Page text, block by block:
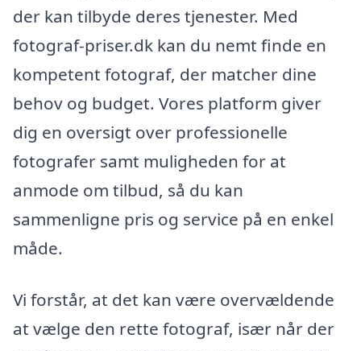
der kan tilbyde deres tjenester. Med
fotograf-priser.dk kan du nemt finde en
kompetent fotograf, der matcher dine
behov og budget. Vores platform giver
dig en oversigt over professionelle
fotografer samt muligheden for at
anmode om tilbud, så du kan
sammenligne pris og service på en enkel
måde.
Vi forstår, at det kan være overvældende
at vælge den rette fotograf, især når der